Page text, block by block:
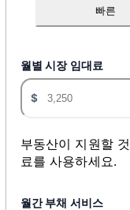
빠른
월별 시장 임대료
$
부동산이 지원할
료를 사용하세요.
월간 부채 서비스